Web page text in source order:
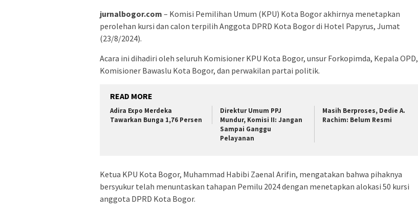
jurnalbogor.com – Komisi Pemilihan Umum (KPU) Kota Bogor akhirnya menetapkan
perolehan kursi dan calon terpilih Anggota DPRD Kota Bogor di Hotel Papyrus, Jumat
(23/8/2024).
Acara ini dihadiri oleh seluruh Komisioner KPU Kota Bogor, unsur Forkopimda, Kepala OPD,
Komisioner Bawaslu Kota Bogor, dan perwakilan partai politik.
READ MORE
Adira Expo Merdeka
Tawarkan Bunga 1,76 Persen
Direktur Umum PPJ
Mundur, Komisi II: Jangan
Sampai Ganggu
Pelayanan
Masih Berproses, Dedie A.
Rachim: Belum Resmi
Ketua KPU Kota Bogor, Muhammad Habibi Zaenal Arifin, mengatakan bahwa pihaknya
bersyukur telah menuntaskan tahapan Pemilu 2024 dengan menetapkan alokasi 50 kursi
anggota DPRD Kota Bogor.